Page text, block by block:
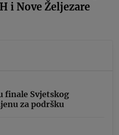
i Nove Željezare
Svjetskog
za podršku